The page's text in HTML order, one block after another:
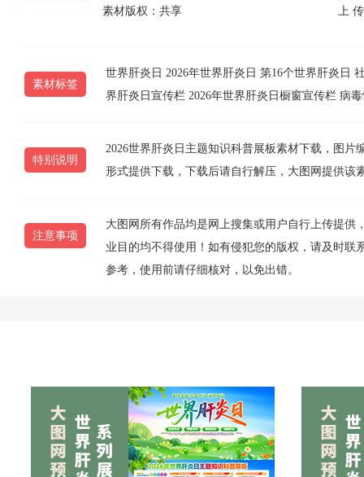
素材版权：共享
上
素材标签
世界肝炎日 2026年世界肝炎日 第16个世界肝炎日
界肝炎日宣传栏 2026年世界肝炎日橱窗宣传栏 病
特别说明
2026世界肝炎日主题知识科普展板素材下载，图片
形式提供下载，下载后请自行解压，大图网提供该
注意事项
大图网所有作品均是网上搜集或用户自行上传提
业目的均不得使用！如有侵犯您的版权，请及时联
参考，使用前请仔细核对，以免出错。